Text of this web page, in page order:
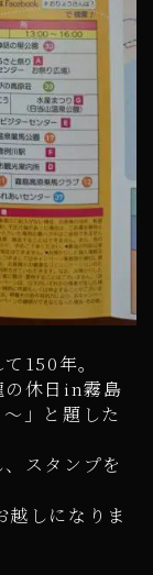
150年。
の休日in霧島
」と題した
スタンプを
しになりま